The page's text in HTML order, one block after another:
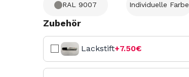
RAL 9007 Individuelle Farbe
Zubehör
Lackstift+7.50€